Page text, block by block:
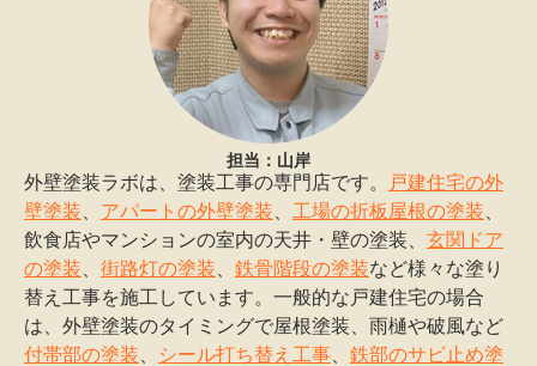
担当：山岸
外壁塗装ラボは、塗装工事の専門店です。
戸建住宅の外
壁塗装
アパートの外壁塗装 工場の折板屋根の塗装
飲食店やマンションの室内の天井・壁の塗装、 玄関ドア
の塗装
街路灯の塗装 鉄骨階段の塗装など様々な塗り
替え工事を施工しています。一般的な戸建住宅の場合
は、外壁塗装のタイミングで屋根塗装、雨樋や破風など
付帯部の塗装
シール打ち替え工事
鉄部のサビ止め塗